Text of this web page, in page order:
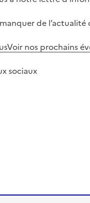
de
Voir nos prochains
sociaux